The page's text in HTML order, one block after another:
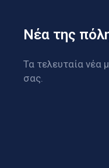
Νέα της
Τα τελευταία νέα
σας.